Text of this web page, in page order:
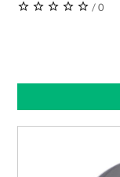
/ 0